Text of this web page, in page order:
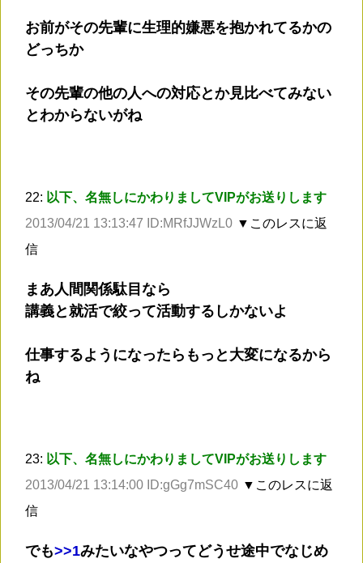
お前がその先輩に生理的嫌悪を抱かれてるかの
どっちか
その先輩の他の人への対応とか見比べてみない
とわからないがね
22: 以下、名無しにかわりましてVIPがお送りします
2013/04/21 13:13:47 ID:MRfJJWzL0 ▼このレスに返
信
まあ人間関係駄目なら
講義と就活で絞って活動するしかないよ
仕事するようになったらもっと大変になるから
ね
23: 以下、名無しにかわりましてVIPがお送りします
2013/04/21 13:14:00 ID:gGg7mSC40 ▼このレスに返
信
でも>>1みたいなやつってどうせ途中でなじめ